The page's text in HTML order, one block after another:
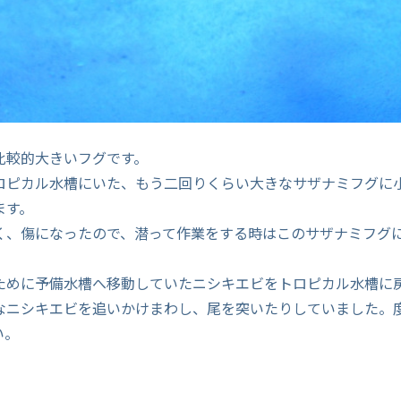
的大きいフグです。
ピカル水槽にいた、もう二回りくらい大きなサザナミフグに
。
、傷になったので、潜って作業をする時はこのサザナミフグ
めに予備水槽へ移動していたニシキエビをトロピカル水槽に
ニシキエビを追いかけまわし、尾を突いたりしていました。